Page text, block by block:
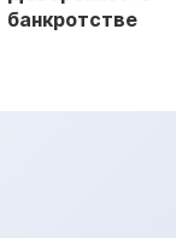
банкротстве